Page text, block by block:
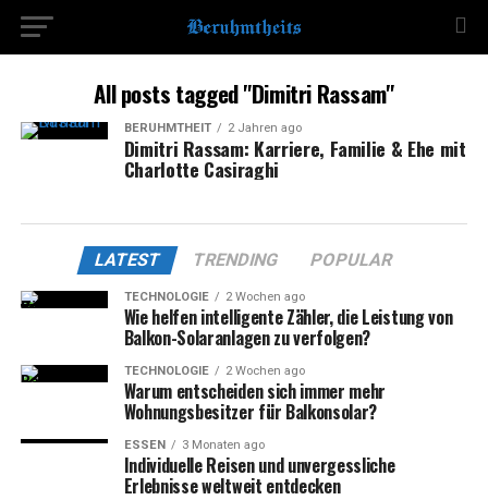
All posts tagged "Dimitri Rassam"
BERÜHMTHEIT 2 Jahren ago
Dimitri Rassam: Karriere, Familie & Ehe mit
Charlotte Casiraghi
LATEST TRENDING POPULAR
TECHNOLOGIE 2 Wochen ago
Wie helfen intelligente Zähler, die Leistung von
Balkon-Solaranlagen zu verfolgen?
TECHNOLOGIE 2 Wochen ago
Warum entscheiden sich immer mehr
Wohnungsbesitzer für Balkonsolar?
ESSEN 3 Monaten ago
Individuelle Reisen und unvergessliche
Erlebnisse weltweit entdecken